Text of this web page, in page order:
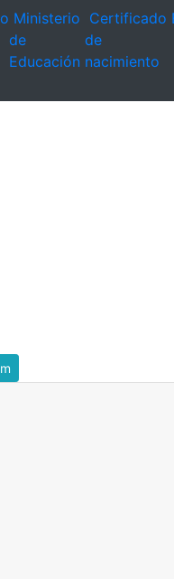
Ministerio
de
Educación
Certificado
de
nacimiento